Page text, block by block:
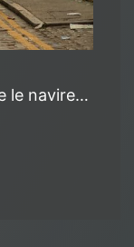
le navire…